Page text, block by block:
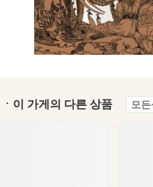
ㆍ이 가게의 다른 상품 모